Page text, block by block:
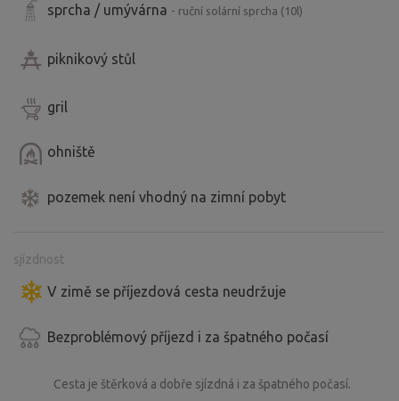
https://www.klaster-votice.cz/index.asp
V horkém počasí doporučuji navštívit biotop ve Voticích.
Pokud máte rádi dobré maso na gril, doporučuji navštívit
podnikovou prodejnu Rancherských specialit přímo v
Jestřebicích. Najdete tam nejen skvělé maso, ale i uzeniny
nebo hotové polévky a omáčky, které se vám budou hodit
třeba do kotlíku.
Nově jsou v horní části pozemku u rybníků dvě
samostatné chatky, každá se svým zázemím. Na
pozemku se tak můžete potkat i s jejich hosty.
půjdete na hřiště, jinak je určen tento prostor výhradně
sprcha / umývárna - ruční solární sprcha (10l)
piknikový stůl
gril
ohniště
pozemek není vhodný na zimní pobyt
sjízdnost
V zimě se příjezdová cesta neudržuje
Bezproblémový příjezd i za špatného počasí
Cesta je štěrková a dobře sjízdná i za špatného počasí.